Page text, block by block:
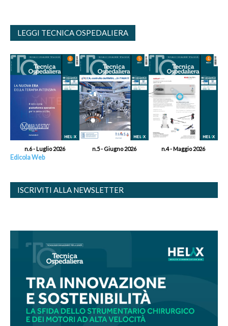
LEGGI TECNICA OSPEDALIERA
n.6 - Luglio 2026 n.5 - Giugno 2026 n.4 - Maggio 2026
Edicola Web
ISCRIVITI ALLA NEWSLETTER